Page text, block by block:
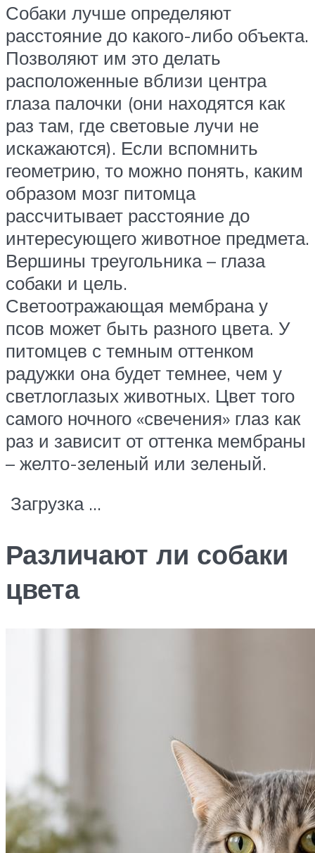
Собаки лучше определяют
расстояние до какого-либо объекта.
Позволяют им это делать
расположенные вблизи центра
глаза палочки (они находятся как
раз там, где световые лучи не
искажаются). Если вспомнить
геометрию, то можно понять, каким
образом мозг питомца
рассчитывает расстояние до
интересующего животное предмета.
Вершины треугольника – глаза
собаки и цель.
Светоотражающая мембрана у
псов может быть разного цвета. У
питомцев с темным оттенком
радужки она будет темнее, чем у
светлоглазых животных. Цвет того
самого ночного «свечения» глаз как
раз и зависит от оттенка мембраны
– желто-зеленый или зеленый.
Загрузка …
Различают ли собаки
цвета